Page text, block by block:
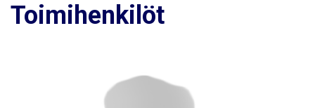
Toimihenkilöt